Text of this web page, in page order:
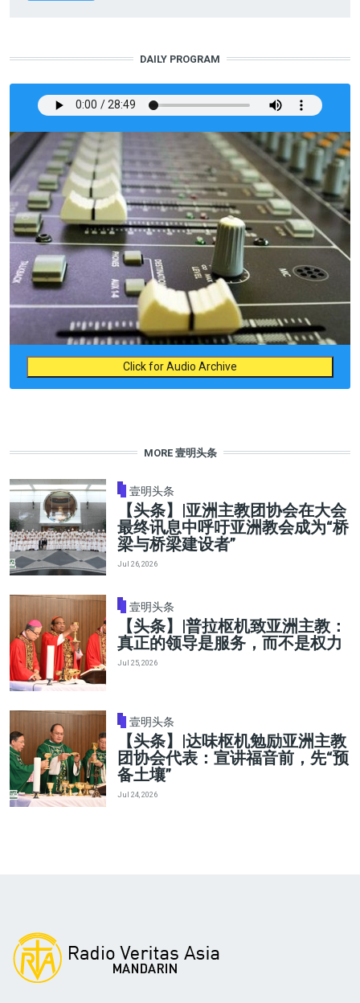
DAILY PROGRAM
Click for Audio Archive
MORE 壹明头条
壹明头条
【头条】|亚洲主教团协会在大会
最终讯息中呼吁亚洲教会成为“桥
梁与桥梁建设者”
Jul 26, 2026
壹明头条
【头条】|普拉枢机致亚洲主教：
真正的领导是服务，而不是权力
Jul 25, 2026
壹明头条
【头条】|达味枢机勉励亚洲主教
团协会代表：宣讲福音前，先“预
备土壤”
Jul 24, 2026